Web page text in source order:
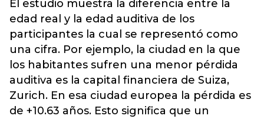
El estudio muestra la diferencia entre la
edad real y la edad auditiva de los
participantes la cual se representó como
una cifra. Por ejemplo, la ciudad en la que
los habitantes sufren una menor pérdida
auditiva es la capital financiera de Suiza,
Zurich. En esa ciudad europea la pérdida es
de +10.63 años. Esto significa que un